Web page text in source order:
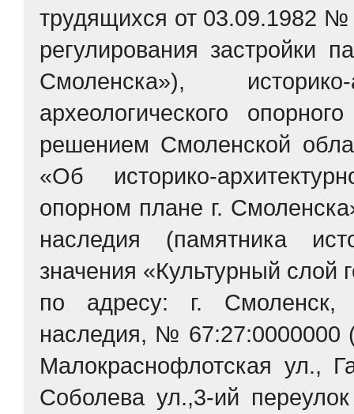
трудящихся от 03.09.1982
регулирования застройки
Смоленска»),
археологического
решением Смоленской
«Об историко-
опорном плане г.
наследия (памятника
значения «Культурный слой
по адресу: г. Смоленск,
наследия, №
Малокраснофлотская ул.,
Соболева ул.,3-ий